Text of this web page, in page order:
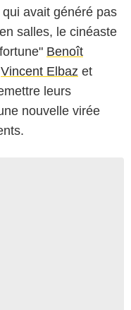
avait généré pas
salles, le cinéaste
Benoît
Vincent Elbaz et
leurs
nouvelle virée